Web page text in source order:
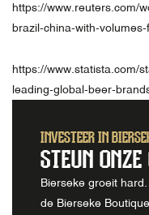
https://www.reuters.com/
brazil-china-with-
https://www.statista.com/
leading-global-beer-
INVESTEER IN
STEUN
Bierseke groeit
de Bierseke